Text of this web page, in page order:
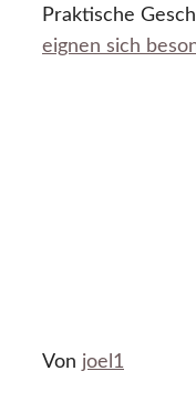
Praktische
eignen sich
Von joel1